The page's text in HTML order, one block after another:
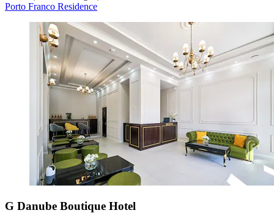
Porto Franco Residence
G Danube Boutique Hotel